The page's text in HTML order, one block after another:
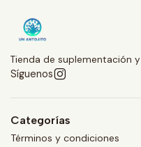
Tienda de suplementación
Síguenos
Categorías
Términos y condiciones